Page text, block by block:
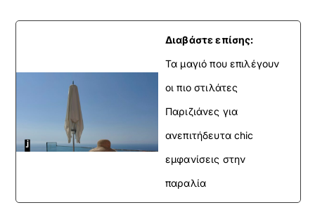
Διαβάστε επίσης:
Τα μαγιό που επιλέγουν
οι πιο στιλάτες
Παριζιάνες για
ανεπιτήδευτα chic
εμφανίσεις στην
παραλία